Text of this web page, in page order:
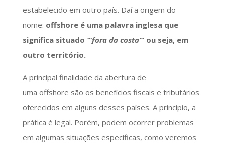
estabelecido em outro país. Daí a origem do
nome: offshore é uma palavra inglesa que
significa situado ‘”fora da costa’”ou seja, em
outro território.
A principal finalidade da abertura de
uma offshore são os benefícios fiscais e tributários
oferecidos em alguns desses países. A princípio, a
prática é legal. Porém, podem ocorrer problemas
em algumas situações específicas, como veremos